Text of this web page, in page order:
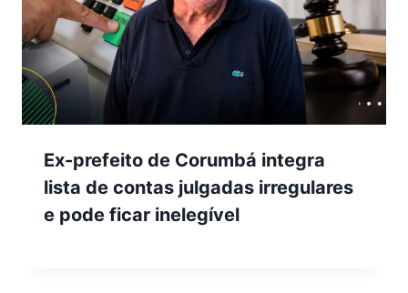
Ex-prefeito de Corumbá integra
lista de contas julgadas irregulares
e pode ficar inelegível